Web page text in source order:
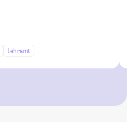
Lehramt